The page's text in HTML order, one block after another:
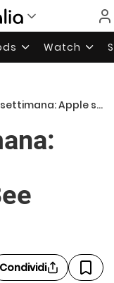
Watch
sconta gratuitamente Bee Leader
Condividi